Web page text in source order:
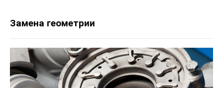
Замена геометрии